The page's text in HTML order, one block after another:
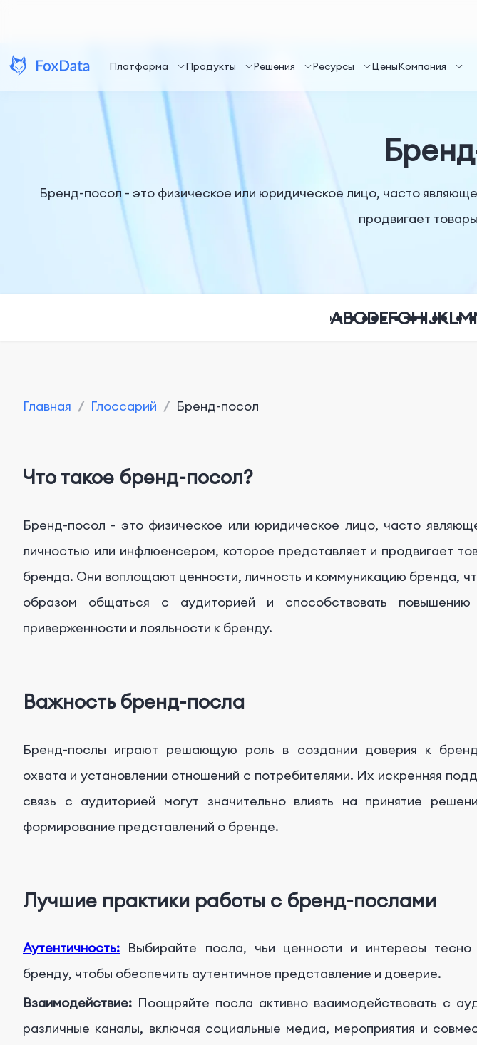
Платформа Продукты Решения Ресурсы ЦеныКомпания
Бренд-посол - это физическое или юридическое лицо, часто
продвигает
ABCDEFGHIJKLM
Главная / Глоссарий / Бренд-посол
Что такое бренд-посол?
Бренд-посол - это физическое или юридическое лицо, часто
личностью или инфлюенсером, которое представляет и продвигает
бренда. Они воплощают ценности, личность и коммуникацию бренда,
образом общаться с аудиторией и способствовать повышению
приверженности и лояльности к бренду.
Важность бренд-посла
Бренд-послы играют решающую роль в создании доверия к
охвата и установлении отношений с потребителями. Их искренняя
связь с аудиторией могут значительно влиять на принятие
формирование представлений о бренде.
Лучшие практики работы с бренд-послами
Аутентичность: Выбирайте посла, чьи ценности и интересы тесно
бренду, чтобы обеспечить аутентичное представление и доверие.
Взаимодействие: Поощряйте посла активно взаимодействовать с
различные каналы, включая социальные медиа, мероприятия и